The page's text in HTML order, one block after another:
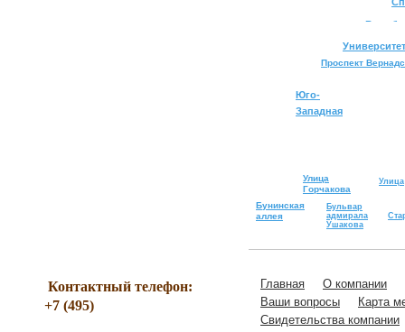
Бульвар
адмирала
Ушакова
Бунинская
аллея
Проспект
Улица
Горчакова
Улица
Университет
Юго-
Западная
Контактный телефон:
+7 (495)
Главная
О компании
Ваши вопросы
Карта
Свидетельства компании